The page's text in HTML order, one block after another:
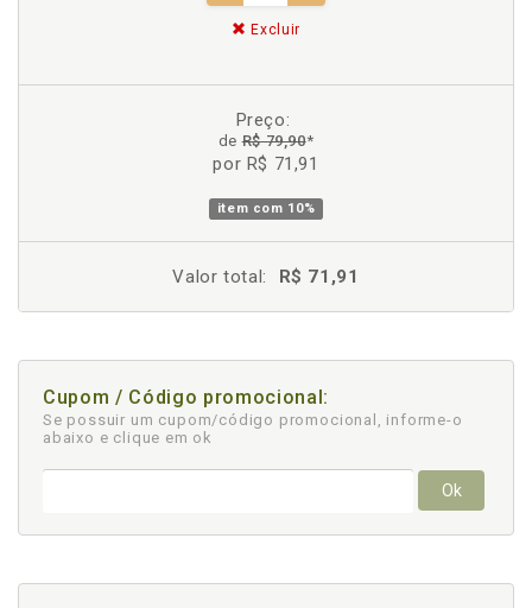
Excluir
Preço:
deR$ 79,90*
por R$ 71,91
item com 10%
Valor total: R$ 71,91
Cupom / Código promocional:
Se possuir um cupom/código promocional, informe-o
abaixo e clique em ok
Ok